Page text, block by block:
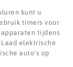
kunt u
timers voor
tijdens
elektrische
auto’s op